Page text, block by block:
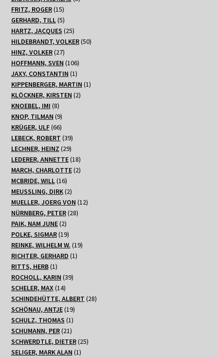
FRITZ, ROGER 1515
Produkte
GERHARD, TILL 55
Produkte
HARTZ, JACQUES 2525
Produkte
HILDEBRANDT, VOLKER 5050
HINZ, VOLKER 2727
Produkte
HOFFMANN, SVEN 106106
Produkte
JAXY, CONSTANTIN 11
Produkt
KIPPENBERGER, MARTIN 11
KLÖCKNER, KIRSTEN 22
KNOEBEL, IMI 88
Produkte
KNOP, TILMAN 99
Produkte
KRÜGER, ULF 6666
Produkte
LEBECK, ROBERT 3939
Produkte
LECHNER, HEINZ 2929
Produkte
LEDERER, ANNETTE 1818
Produkte
MARCH, CHARLOTTE 22
MCBRIDE, WILL 1616
Produkte
MEUSSLING, DIRK 22
Produkte
MUELLER, JOERG VON 1212
NÜRNBERG, PETER 2828
PAIK, NAM JUNE 22
Produkte
POLKE, SIGMAR 1919
Produkte
REINKE, WILHELM W. 1919
RICHTER, GERHARD 11
RITTS, HERB 11
Produkt
ROCHOLL, KARIN 3939
SCHELER, MAX 1414
Produkte
SCHINDEHÜTTE, ALBERT 2828
SCHÖNAU, ANTJE 1919
Produkte
SCHULZ, THOMAS 11
Produkt
SCHUMANN, PER 2121
Produkte
SCHWERDTLE, DIETER 2525
SELIGER, MARK ALAN 11